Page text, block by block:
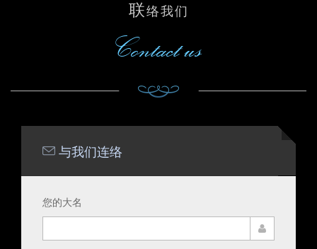
联络我们
Contact us
与我们连络
您的大名